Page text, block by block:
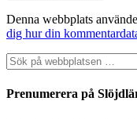
Denna webbplats
dig hur din
Prenumerera på